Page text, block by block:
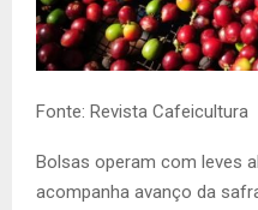
Fonte: Revista Cafeicultura
Bolsas operam com leves
acompanha avanço da